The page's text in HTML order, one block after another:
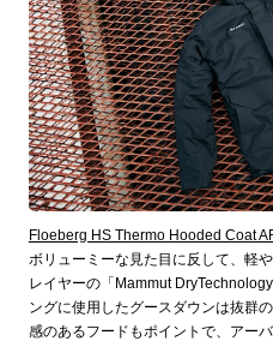
Floeberg HS Thermo Hooded Coat
ボリューミーな見た目に反して、軽
レイヤーの「Mammut
ングに使用したグースダウンは抜群
感のあるフードもポイントで、アー